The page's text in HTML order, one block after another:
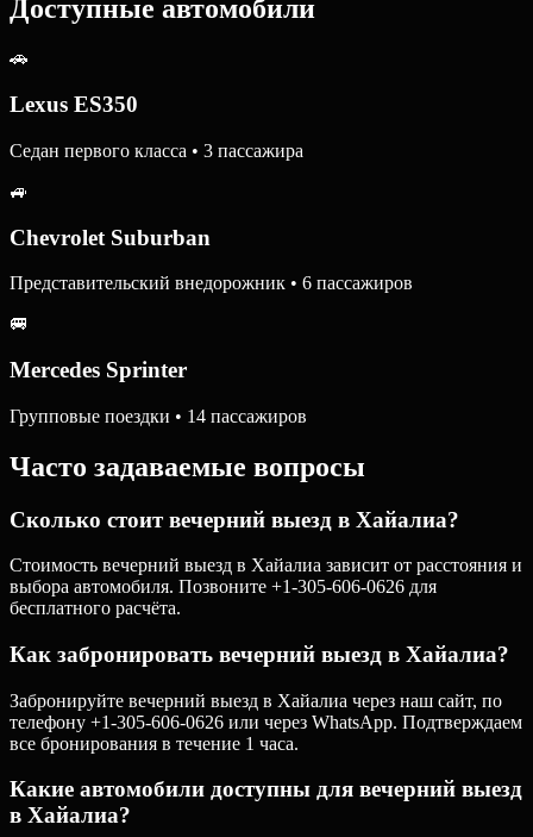
Доступные автомобили
🚗
Lexus ES350
Седан первого класса • 3 пассажира
🚙
Chevrolet Suburban
Представительский внедорожник • 6 пассажиров
🚐
Mercedes Sprinter
Групповые поездки • 14 пассажиров
Часто задаваемые вопросы
Сколько стоит вечерний выезд в Хайалиа?
Стоимость вечерний выезд в Хайалиа зависит от расстояния и
выбора автомобиля. Позвоните +1-305-606-0626 для
бесплатного расчёта.
Как забронировать вечерний выезд в Хайалиа?
Забронируйте вечерний выезд в Хайалиа через наш сайт, по
телефону +1-305-606-0626 или через WhatsApp. Подтверждаем
все бронирования в течение 1 часа.
Какие автомобили доступны для вечерний выезд
в Хайалиа?